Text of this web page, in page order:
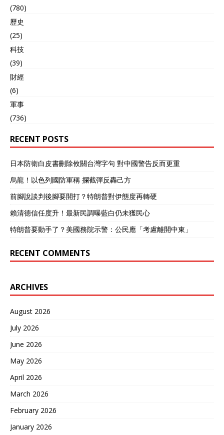
(780)
歷史
(25)
科技
(39)
財經
(6)
軍事
(736)
RECENT POSTS
日本防衛白皮書刪除攸關台灣字句 對中國警告反而更重
烏龍！以色列國防軍稱 攔截彈反轟己方
前腳說談判後腳要開打？特朗普對伊態度再轉硬
賴清德信任度升！最新民調曝藍白仍未獲民心
特朗普要動手了？美國務院示警：公民應「考慮離開中東」
RECENT COMMENTS
ARCHIVES
August 2026
July 2026
June 2026
May 2026
April 2026
March 2026
February 2026
January 2026